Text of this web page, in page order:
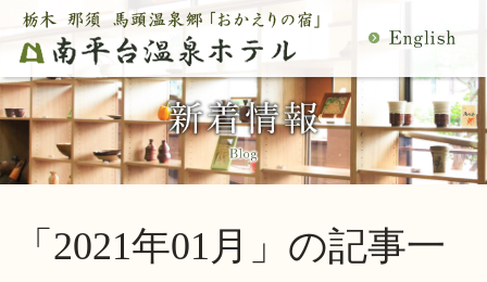
MENU
閉
じ
る
温泉
客室 館内施設
交通アクセス 観光案内
「2021年01月」の記事一
空室検索
ご予約内容確認・変更